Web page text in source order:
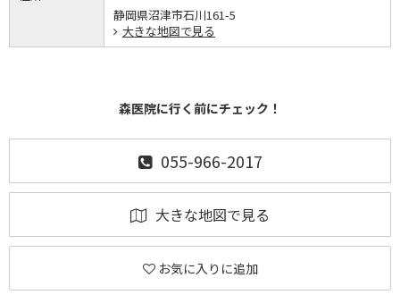
静岡県沼津市石川161-5
大きな地図で見る
森医院に行く前にチェック！
055-966-2017
大きな地図で見る
お気に入りに追加